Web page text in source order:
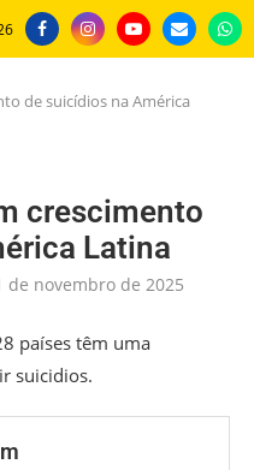
de suicídios na América
crescimento
Latina
de novembro de 2025
países têm uma
suicidios.